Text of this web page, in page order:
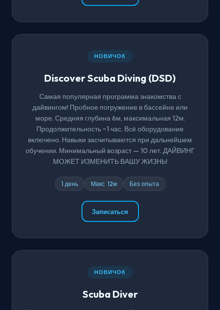
НОВИЧОК
Discover Scuba Diving (DSD)
Самая популярная программа знакомства с
дайвингом! Пробное погружение в бассейне или
море. Средняя глубина 6м, максимальная 12м.
Продолжительность ~1 час. Всё оборудование
включено. Навыки засчитываются при дальнейшем
обучении. Минимальный возраст — 10 лет. ДАЙВИНГ
МОЖЕТ ИЗМЕНИТЬ ВАШУ ЖИЗНЬ!
1 день Макс. 12м Без опыта
Записаться
НОВИЧОК
Scuba Diver